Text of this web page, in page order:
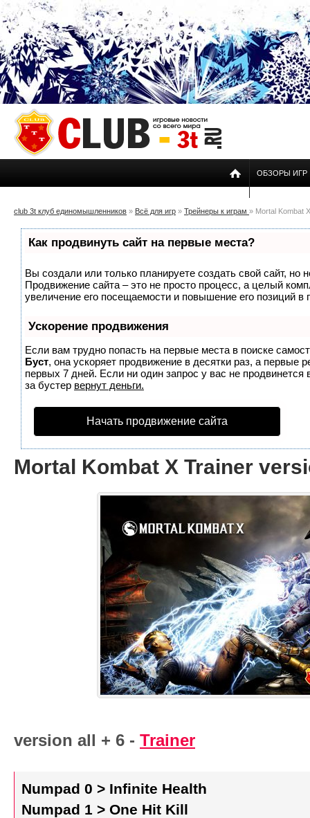
ОБЗОРЫ ИГР
club 3t клуб единомышленников » Всё для игр » Трейнеры к играм » Mortal Kombat
Как продвинуть сайт на первые места?
Вы создали или только планируете создать свой сайт, но
Продвижение сайта – это не просто процесс, а целый
увеличение его посещаемости и повышение его позиций в
Ускорение продвижения
Если вам трудно попасть на первые места в поиске
Буст, она ускоряет продвижение в десятки раз, а первые
первых 7 дней. Если ни один запрос у вас не продвинется
за бустер вернут деньги.
Начать продвижение сайта
Mortal Kombat X Trainer
version all + 6 - Trainer
Numpad 0 > Infinite Health
Numpad 1 > One Hit Kill